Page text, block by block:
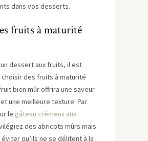
dans vos desserts.
fruits à maturité
dessert aux fruits, il est
des fruits à maturité
bien mûr offrira une saveur
une meilleure texture. Par
le gâteau crémeux aux
des abricots mûrs mais
qu’ils ne se délitent à la